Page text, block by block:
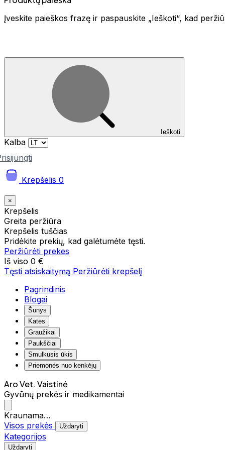
Įveskite paieškos frazę ir paspauskite „Ieškoti“, kad
Ieškoti
Kalba
Krepšelis 0
×
Krepšelis
Greita peržiūra
Krepšelis tuščias
Pridėkite prekių, kad galėtumėte tęsti.
Peržiūrėti prekes
Iš viso 0 €
Tęsti atsiskaitymą Peržiūrėti krepšelį
Pagrindinis
Blogai
Šunys
Katės
Graužikai
Paukščiai
Smulkusis ūkis
Priemonės nuo kenkėjų
Aro Vet. Vaistinė
Gyvūnų prekės ir medikamentai
Kraunama…
Visos prekės
Uždaryti
Kategorijos
Uždaryti